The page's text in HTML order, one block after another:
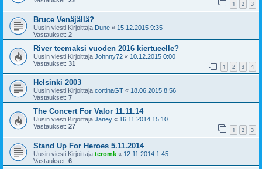
1 2 3
Bruce Venäjällä?
Uusin viesti Kirjoittaja Dune « 15.12.2015 9:35
Vastaukset: 2
River teemaksi vuoden 2016 kiertueelle?
Uusin viesti Kirjoittaja Johnny72 « 10.12.2015 0:00
Vastaukset: 31 1 2 3 4
Helsinki 2003
Uusin viesti Kirjoittaja cortinaGT « 18.06.2015 8:56
Vastaukset: 7
The Concert For Valor 11.11.14
Uusin viesti Kirjoittaja Janey « 16.11.2014 15:10
Vastaukset: 27 1 2 3
Stand Up For Heroes 5.11.2014
Uusin viesti Kirjoittaja teromk « 12.11.2014 1:45
Vastaukset: 6